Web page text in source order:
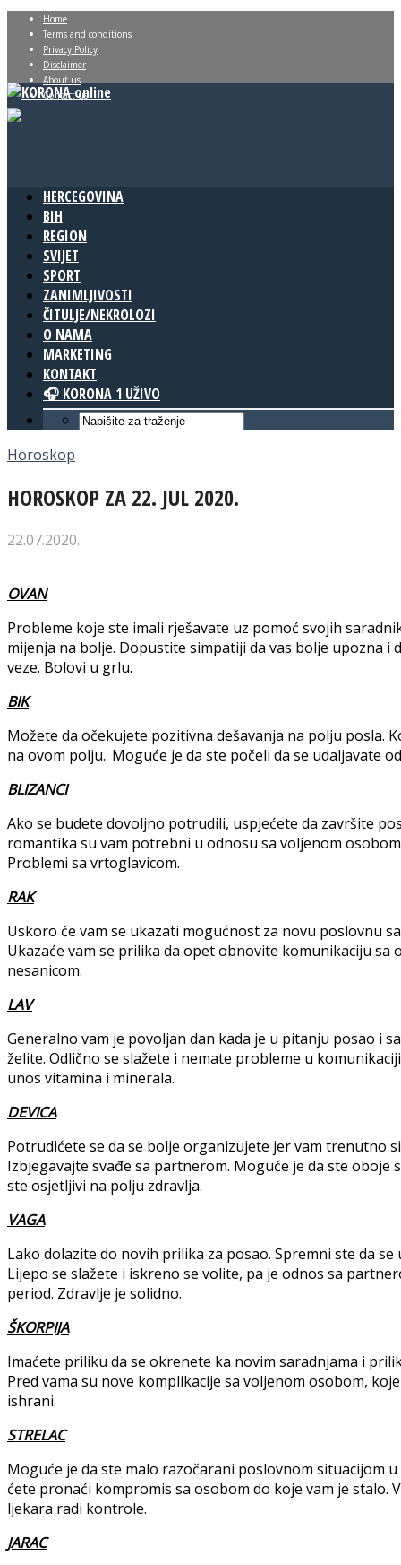
Home
Terms and conditions
Privacy Policy
Disclaimer
About us
Contact us
HERCEGOVINA
BIH
REGION
SVIJET
SPORT
ZANIMLJIVOSTI
ČITULJE/NEKROLOZI
O NAMA
MARKETING
KONTAKT
🎧 KORONA 1 UŽIVO
Horoskop
HOROSKOP ZA 22. JUL 2020.
22.07.2020.
OVAN
Probleme koje ste imali rješavate uz pomoć svojih
mijenja na bolje. Dopustite simpatiji da vas bolje upozna i
veze. Bolovi u grlu.
BIK
Možete da očekujete pozitivna dešavanja na polju posla.
na ovom polju.. Moguće je da ste počeli da se udaljavate
BLIZANCI
Ako se budete dovoljno potrudili, uspjećete da završite
romantika su vam potrebni u odnosu sa voljenom
Problemi sa vrtoglavicom.
RAK
Uskoro će vam se ukazati mogućnost za novu poslovnu
Ukazaće vam se prilika da opet obnovite komunikaciju
nesanicom.
LAV
Generalno vam je povoljan dan kada je u pitanju posao i
želite. Odlično se slažete i nemate probleme u
unos vitamina i minerala.
DEVICA
Potrudićete se da se bolje organizujete jer vam trenutno
Izbjegavajte svađe sa partnerom. Moguće je da ste
ste osjetljivi na polju zdravlja.
VAGA
Lako dolazite do novih prilika za posao. Spremni ste da
Lijepo se slažete i iskreno se volite, pa je odnos sa
period. Zdravlje je solidno.
ŠKORPIJA
Imaćete priliku da se okrenete ka novim saradnjama i
Pred vama su nove komplikacije sa voljenom osobom,
ishrani.
STRELAC
Moguće je da ste malo razočarani poslovnom situacijom
ćete pronaći kompromis sa osobom do koje vam je stalo.
ljekara radi kontrole.
JARAC